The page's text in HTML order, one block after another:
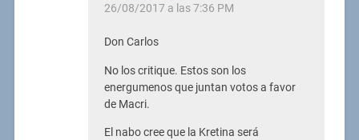
26/08/2017 a las 7:36 PM
Don Carlos
No los critique. Estos son los
energumenos que juntan votos a favor
de Macri.
El nabo cree que la Kretina será